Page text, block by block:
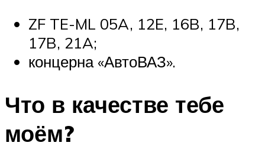
ZF TE-ML 05A, 12E, 16B, 17B,
17B, 21A;
концерна «АвтоВАЗ».
Что в качестве тебе
моём?